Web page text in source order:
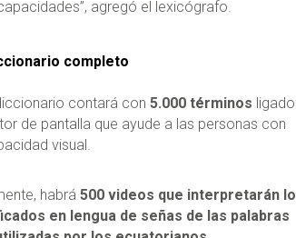
agregó el lexicógrafo.
completo
contará con 5.000 términos
de pantalla que ayude a las personas con
visual.
habrá500 videos que interpretarán
en lengua de señas de las palabras